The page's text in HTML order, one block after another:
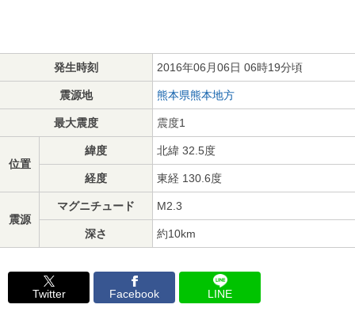
発生時刻 2016年06月06日 06時19分頃
震源地 熊本県熊本地方
最大震度 震度1
位置
緯度 北緯 32.5度
経度 東経 130.6度
震源
マグニチュード M2.3
深さ 約10km
Twitter Facebook LINE